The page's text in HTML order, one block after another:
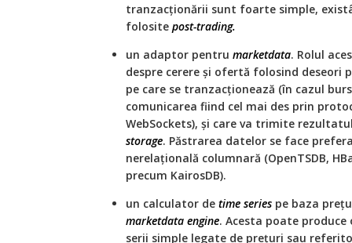
tranzacționării sunt foarte simple,
folosite post-trading.
un adaptor pentru marketdata. Rolul
despre cerere și ofertă folosind
pe care se tranzacționează (în cazul
comunicarea fiind cel mai des prin
WebSockets), și care va trimite
storage. Păstrarea datelor se face
nerelațională columnară (OpenTSDB,
precum KairosDB).
un calculator de time series pe baza
marketdata engine. Acesta poate
serii simple legate de prețuri sau